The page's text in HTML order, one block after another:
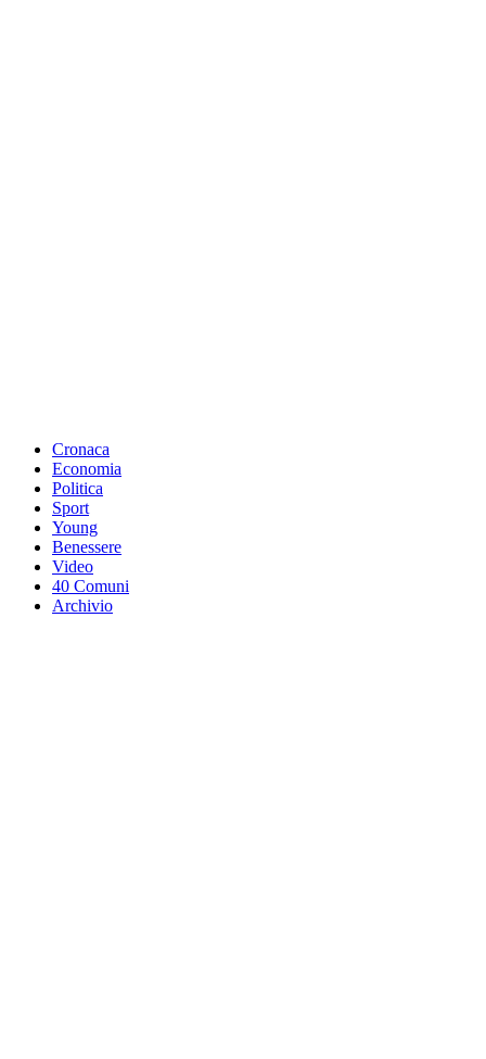
Cronaca
Economia
Politica
Sport
Young
Benessere
Video
40 Comuni
Archivio